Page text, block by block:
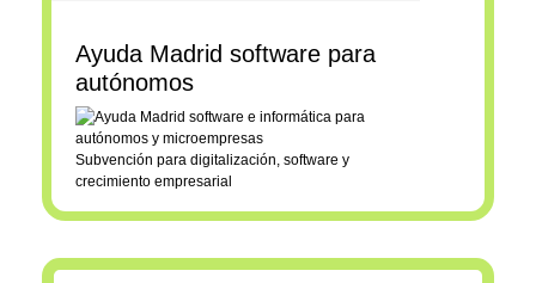
Ayuda Madrid software para
autónomos
Subvención para digitalización, software y
crecimiento empresarial